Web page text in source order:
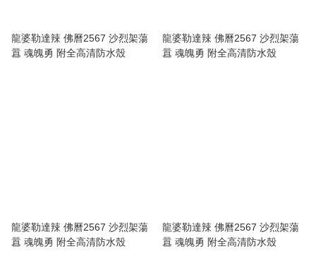
龍婆勒達辣 佛曆2567 沙烈架蕩
囂 魂魄勇 附全高清防水殼
龍婆勒達辣 佛曆2567 沙烈架蕩
囂 魂魄勇 附全高清防水殼
龍婆勒達辣 佛曆2567 沙烈架蕩
囂 魂魄勇 附全高清防水殼
龍婆勒達辣 佛曆2567 沙烈架蕩
囂 魂魄勇 附全高清防水殼